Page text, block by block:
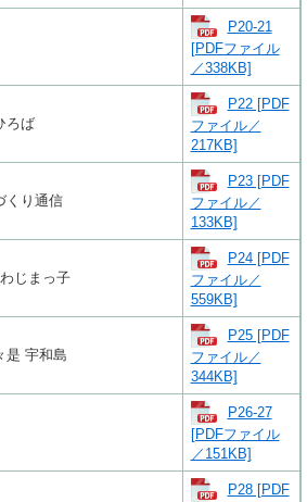
P20-21
[PDFファイル
／338KB]
ろば
P22 [PDF
ファイル／
217KB]
くり通信
P23 [PDF
ファイル／
133KB]
じまっ子
P24 [PDF
ファイル／
559KB]
是 宇和島
P25 [PDF
ファイル／
344KB]
P26-27
[PDFファイル
／151KB]
P28 [PDF